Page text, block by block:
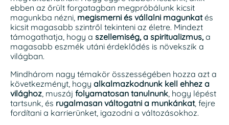
ebben az őrült forgatagban megpróbálunk kicsit
magunkba nézni, megismerni és vállalni magunkatés
kicsit magasabb szintről tekinteni az életre. Mindezt
támogathatja, hogy a szellemiség, a spiritualizmus,a
magasabb eszmék utáni érdeklődés is növekszik a
világban.
Mindhárom nagy témakör összességében hozza azt a
következményt, hogy alkalmazkodnunk kell ehhez a
világhoz, muszáj folyamatosan tanulnunk, hogy lépést
tartsunk, és rugalmasan váltogatni a munkánkat, fejre
fordítani a karrierünket, igazodni a változásokhoz.